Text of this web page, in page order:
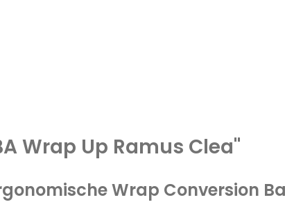
Wrap Up Ramus Clea"
Wrap Conversion